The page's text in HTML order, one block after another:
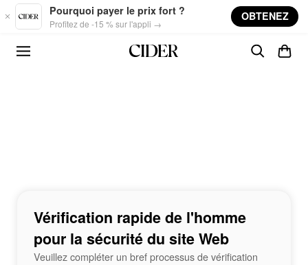
Skip to main content
Pourquoi payer le prix fort ?
Profitez de -15 % sur l'appli →
OBTENEZ
Vérification rapide de l'homme
pour la sécurité du site Web
Veuillez compléter un bref processus de vérification